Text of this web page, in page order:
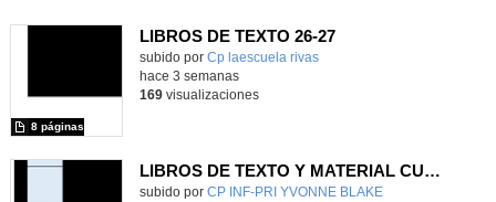
LIBROS DE TEXTO 26-27
subido por Cp laescuela rivas
8 páginas
-
hace 3 semanas
169visualizaciones
LIBROS DE TEXTO Y MATERIAL CURRICULAR
subido por CP INF-PRI YVONNE BLAKE-